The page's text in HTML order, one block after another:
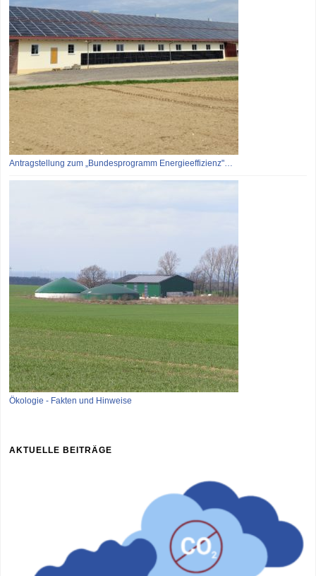
Antragstellung zum „Bundesprogramm Energieeffizienz"…
Ökologie - Fakten und Hinweise
AKTUELLE BEITRÄGE